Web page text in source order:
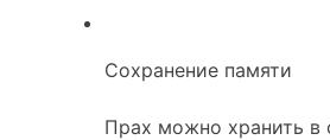
Сохранение памяти
Прах можно хранить в